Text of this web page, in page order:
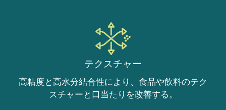
テクスチャー
高粘度と高水分結合性により、食品や飲料のテク
スチャーと口当たりを改善する。